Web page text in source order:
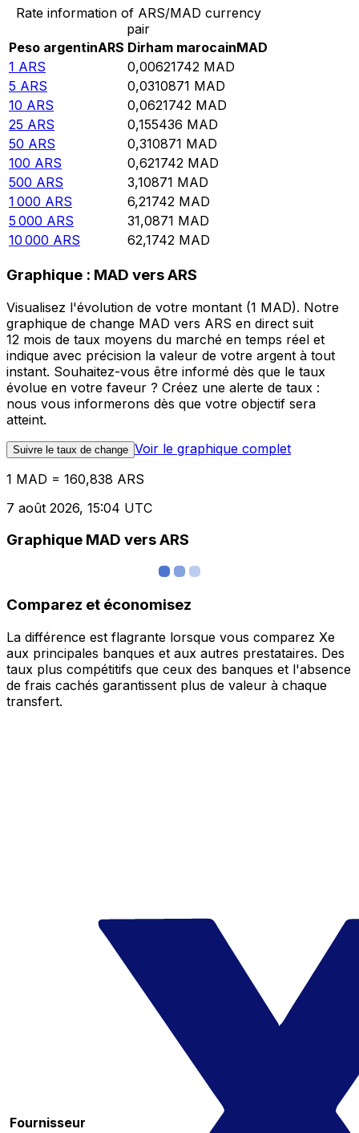
Rate information of ARS/MAD currency
pair
Peso argentinARS Dirham marocainMAD
1 ARS 0,00621742 MAD
5 ARS 0,0310871 MAD
10 ARS 0,0621742 MAD
25 ARS 0,155436 MAD
50 ARS 0,310871 MAD
100 ARS 0,621742 MAD
500 ARS 3,10871 MAD
1 000 ARS 6,21742 MAD
5 000 ARS 31,0871 MAD
10 000 ARS 62,1742 MAD
Graphique : MAD vers ARS
Visualisez l'évolution de votre montant (1 MAD). Notre
graphique de change MAD vers ARS en direct suit
12 mois de taux moyens du marché en temps réel et
indique avec précision la valeur de votre argent à tout
instant. Souhaitez-vous être informé dès que le taux
évolue en votre faveur ? Créez une alerte de taux :
nous vous informerons dès que votre objectif sera
atteint.
Suivre le taux de change Voir le graphique complet
1 MAD = 160,838 ARS
7 août 2026, 15:04 UTC
Graphique MAD vers ARS
Comparez et économisez
La différence est flagrante lorsque vous comparez Xe
aux principales banques et aux autres prestataires. Des
taux plus compétitifs que ceux des banques et l'absence
de frais cachés garantissent plus de valeur à chaque
transfert.
Fournisseur